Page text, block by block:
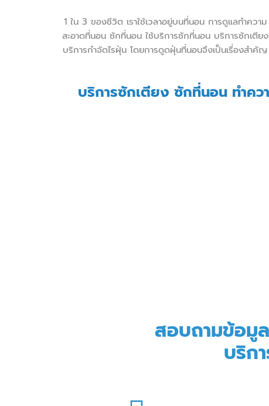
1 ใน 3 ของชีวิต เราใช้เวลาอยู่บนที่นอน การดูแลทำความ
สะอาดที่นอน ซักที่นอนใช้บริการซักที่นอน บริการซักเตียง
บริการกำจัดไรฝุ่น โดยการดูดฝุ่นที่นอนจึงเป็นเรื่องสำคัญ
บริการซักเตียง ซักที่นอน ทำคว
สอบถามข้อมู
บริก